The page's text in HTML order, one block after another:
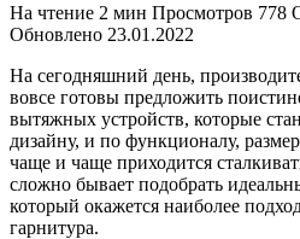
На чтение 2 мин Просмотров 778
Обновлено 23.01.2022
На сегодняшний день,
вовсе готовы предложить
вытяжных устройств, которые
дизайну, и по функционалу,
чаще и чаще приходится
сложно бывает подобрать
который окажется наиболее
гарнитура.